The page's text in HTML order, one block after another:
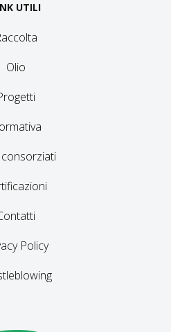
UTILI
Olio
Policy